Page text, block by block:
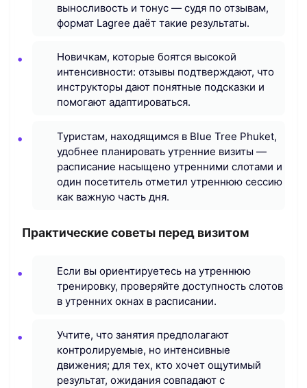
выносливость и тонус — судя по отзывам,
формат Lagree даёт такие результаты.
Новичкам, которые боятся высокой
интенсивности: отзывы подтверждают, что
инструкторы дают понятные подсказки и
помогают адаптироваться.
Туристам, находящимся в Blue Tree Phuket,
удобнее планировать утренние визиты —
расписание насыщено утренними слотами и
один посетитель отметил утреннюю сессию
как важную часть дня.
Практические советы перед визитом
Если вы ориентируетесь на утреннюю
тренировку, проверяйте доступность слотов
в утренних окнах в расписании.
Учтите, что занятия предполагают
контролируемые, но интенсивные
движения; для тех, кто хочет ощутимый
результат, ожидания совпадают с